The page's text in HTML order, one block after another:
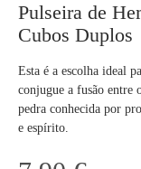
Pulseira de
Cubos Duplos
Esta é a escolha ideal
conjugue a fusão entre
pedra conhecida por
e espírito.